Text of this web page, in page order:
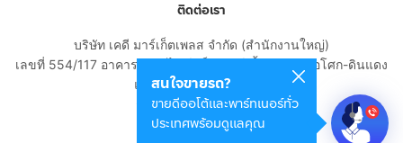
สนใจขายรถ?
ขายดีออโต้และพาร์ทเนอร์ทั่ว
ประเทศพร้อมดูแลคุณ
ติดต่อเรา
บริษัท เคดี มาร์เก็ตเพลส จำกัด (สำนักงานใหญ่)
เลขที่ 554/117 อาคารสกายไนน์ เซ็นเตอร์ ชั้น 22 ถนนอโศก-ดินแดง
แขวงดินแดง เขตดินแดง
กรุงเทพมหานคร 10400